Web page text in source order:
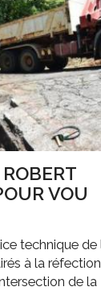
VOU
technique de
à la
de la